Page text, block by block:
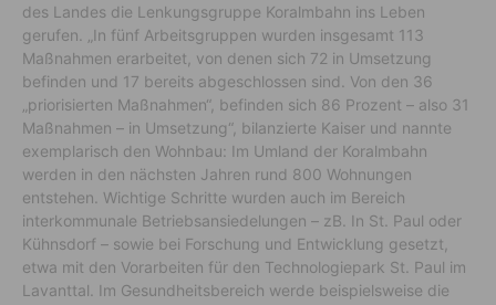
des Landes die Lenkungsgruppe Koralmbahn ins Leben
gerufen. „In fünf Arbeitsgruppen wurden insgesamt 113
Maßnahmen erarbeitet, von denen sich 72 in Umsetzung
befinden und 17 bereits abgeschlossen sind. Von den 36
„priorisierten Maßnahmen“, befinden sich 86 Prozent – also 31
Maßnahmen – in Umsetzung“, bilanzierte Kaiser und nannte
exemplarisch den Wohnbau: Im Umland der Koralmbahn
werden in den nächsten Jahren rund 800 Wohnungen
entstehen. Wichtige Schritte wurden auch im Bereich
interkommunale Betriebsansiedelungen – zB. In St. Paul oder
Kühnsdorf – sowie bei Forschung und Entwicklung gesetzt,
etwa mit den Vorarbeiten für den Technologiepark St. Paul im
Lavanttal. Im Gesundheitsbereich werde beispielsweise die